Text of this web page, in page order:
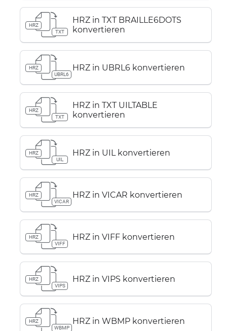
HRZ
TXT
HRZ in TXT BRAILLE6DOTS
konvertieren
HRZ
UBRL6
HRZ in UBRL6 konvertieren
HRZ
TXT
HRZ in TXT UILTABLE
konvertieren
HRZ
UIL
HRZ in UIL konvertieren
HRZ
VICAR
HRZ in VICAR konvertieren
HRZ
VIFF
HRZ in VIFF konvertieren
HRZ
VIPS
HRZ in VIPS konvertieren
HRZ
WBMP
HRZ in WBMP konvertieren